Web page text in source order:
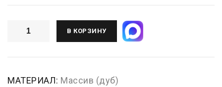
В КОРЗИНУ
МАТЕРИАЛ: Массив (дуб)